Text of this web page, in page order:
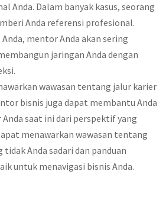
Anda. Dalam banyak kasus, seorang
Anda referensi profesional.
mentor Anda akan sering
jaringan Anda dengan
wawasan tentang jalur karier
bisnis juga dapat membantu Anda
saat ini dari perspektif yang
menawarkan wawasan tentang
Anda sadari dan panduan
untuk menavigasi bisnis Anda.